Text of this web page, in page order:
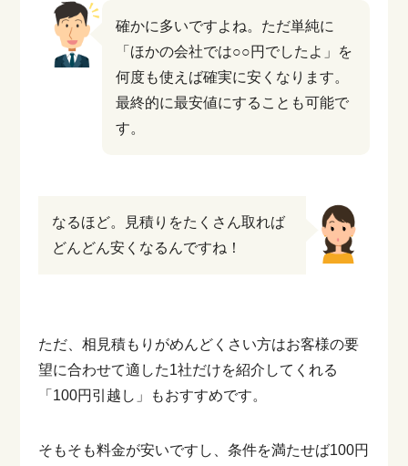
確かに多いですよね。ただ単純に
「ほかの会社では○○円でしたよ」を
何度も使えば確実に安くなります。
最終的に最安値にすることも可能で
す。
なるほど。見積りをたくさん取れば
どんどん安くなるんですね！
ただ、相見積もりがめんどくさい方はお客様の要
望に合わせて適した1社だけを紹介してくれる
「100円引越し」もおすすめです。
そもそも料金が安いですし、条件を満たせば100円